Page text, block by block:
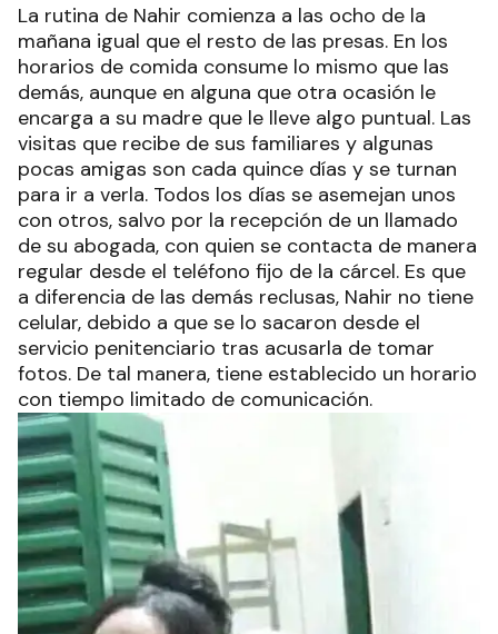
La rutina de Nahir comienza a las ocho de la
mañana igual que el resto de las presas. En los
horarios de comida consume lo mismo que las
demás, aunque en alguna que otra ocasión le
encarga a su madre que le lleve algo puntual. Las
visitas que recibe de sus familiares y algunas
pocas amigas son cada quince días y se turnan
para ir a verla. Todos los días se asemejan unos
con otros, salvo por la recepción de un llamado
de su abogada, con quien se contacta de manera
regular desde el teléfono fijo de la cárcel. Es que
a diferencia de las demás reclusas, Nahir no tiene
celular, debido a que se lo sacaron desde el
servicio penitenciario tras acusarla de tomar
fotos. De tal manera, tiene establecido un horario
con tiempo limitado de comunicación.